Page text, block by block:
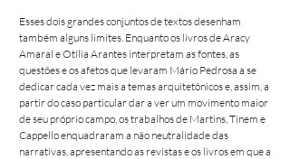
Esses dois grandes conjuntos de textos desenham
também alguns limites. Enquanto os livros de Aracy
Amaral e Otília Arantes interpretam as fontes, as
questões e os afetos que levaram Mário Pedrosa a se
dedicar cada vez mais a temas arquitetônicos e, assim, a
partir do caso particular dar a ver um movimento maior
de seu próprio campo, os trabalhos de Martins, Tinem e
Cappello enquadraram a não neutralidade das
narrativas, apresentando as revistas e os livros em que a